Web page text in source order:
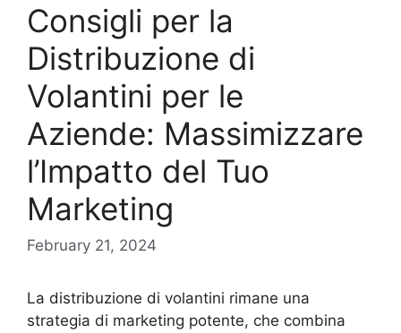
Consigli per la
Distribuzione di
Volantini per le
Aziende: Massimizzare
l’Impatto del Tuo
Marketing
February 21, 2024
La distribuzione di volantini rimane una
strategia di marketing potente, che combina